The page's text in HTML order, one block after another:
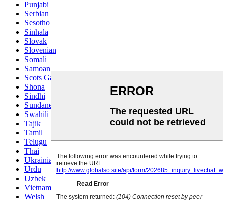
Punjabi
Serbian
Sesotho
Sinhala
Slovak
Slovenian
Somali
Samoan
Scots Gaelic
Shona
Sindhi
Sundanese
Swahili
Tajik
Tamil
Telugu
Thai
Ukrainian
Urdu
Uzbek
Vietnamese
Welsh